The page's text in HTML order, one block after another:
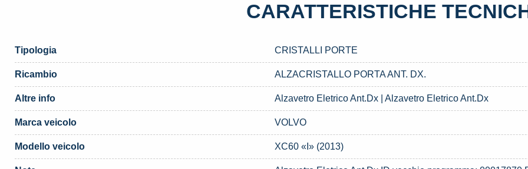
CARATTERISTICHE
Tipologia CRISTALLI PORTE
Ricambio ALZACRISTALLO PORTA ANT. DX.
Altre info Alzavetro Eletrico Ant.Dx | Alzavetro Eletrico Ant.Dx
Marca veicolo VOLVO
Modello veicolo XC60 «I» (2013)